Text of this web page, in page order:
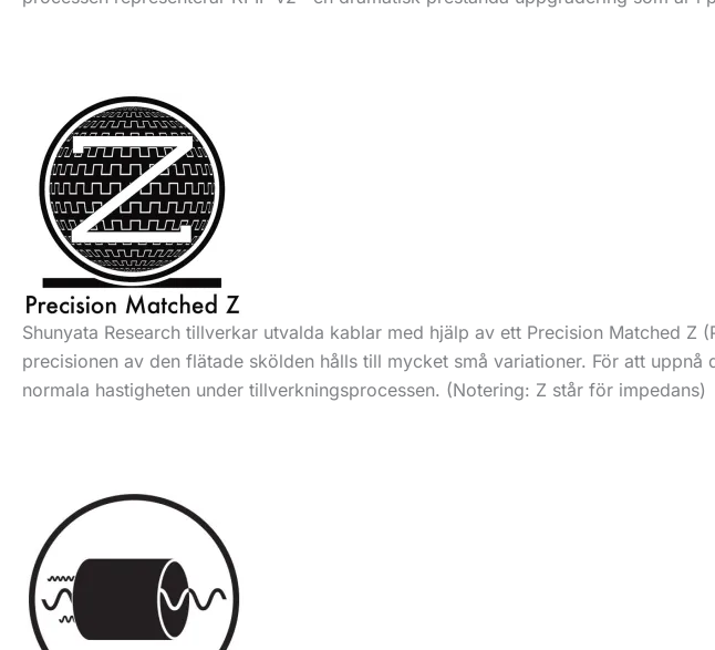
Shunyata Research tillverkar utvalda kablar med hjälp av ett Precision Matched
precisionen av den flätade skölden hålls till mycket små variationer. För att
normala hastigheten under tillverkningsprocessen. (Notering: Z står för impedans)